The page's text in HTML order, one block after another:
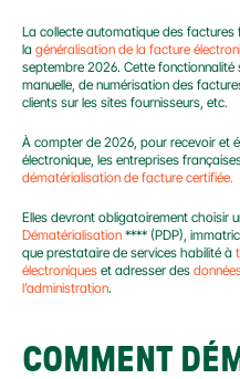
La collecte automatique des factures
la généralisation de la facture
septembre 2026. Cette fonctionnalité
manuelle, de numérisation des
clients sur les sites fournisseurs, etc.
À compter de 2026, pour recevoir et
électronique, les entreprises
dématérialisation de facture certifiée.
Elles devront obligatoirement choisir
Dématérialisation **** (PDP),
que prestataire de services habilité à
électroniques et adresser des
l’administration.
COMMENT